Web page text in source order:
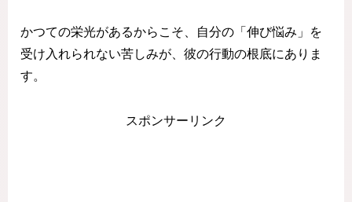
かつての栄光があるからこそ、自分の「伸び悩み」を
受け入れられない苦しみが、彼の行動の根底にありま
す。
スポンサーリンク